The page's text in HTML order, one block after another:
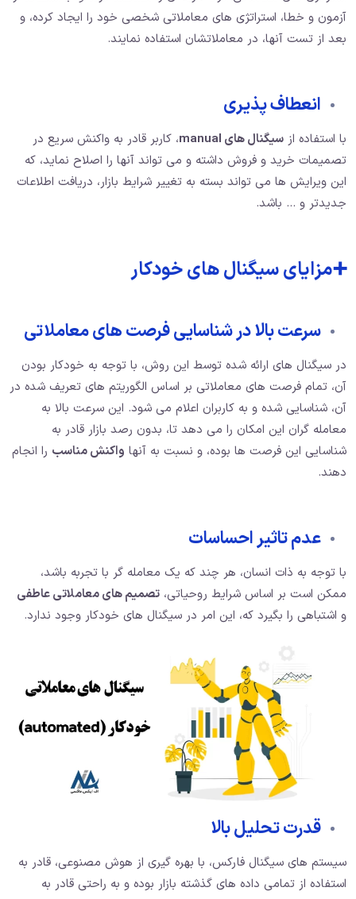
آزمون و خطا، استراتژی های معاملاتی شخصی خود را ایجاد کرده، و
بعد از تست آنها، در معاملاتشان استفاده نمایند.
انعطاف پذیری
با استفاده از سیگنال های manual
، کاربر قادر به واکنش سریع در
تصمیمات خرید و فروش داشته و می تواند آنها را اصلاح نماید، که
این ویرایش ها می تواند بسته به تغییر شرایط بازار، دریافت اطلاعات
جدیدتر و … باشد.
➕مزایای سیگنال های خودکار
سرعت بالا در شناسایی فرصت های معاملاتی
در سیگنال های ارائه شده توسط این روش، با توجه به خودکار بودن
آن، تمام فرصت های معاملاتی بر اساس الگوریتم های تعریف شده در
آن، شناسایی شده و به کاربران اعلام می شود. این سرعت بالا به
معامله گران این امکان را می دهد تا، بدون رصد بازار قادر به
شناسایی این فرصت ها بوده، و نسبت به آنها واکنش مناسب را انجام
دهند.
عدم تاثیر احساسات
با توجه به ذات انسان، هر چند که یک معامله گر با تجربه باشد،
ممکن است بر اساس شرایط روحیاتی، تصمیم های معاملاتی عاطفی
و اشتباهی را بگیرد که، این امر در سیگنال های خودکار وجود ندارد.
قدرت تحلیل بالا
سیستم های سیگنال فارکس، با بهره گیری از هوش مصنوعی، قادر به
استفاده از تمامی داده های گذشته بازار بوده و به راحتی قادر به